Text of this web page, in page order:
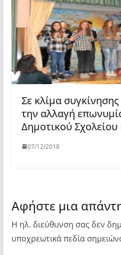
Σε κλίμα
την αλλαγή
Δημοτικού Σχολείου
07/12/2018
Αφήστε μια
Η ηλ. διεύθυνση σας δεν
υποχρεωτικά πεδία